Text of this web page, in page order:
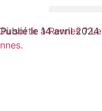
Publié le 14 avril 2024